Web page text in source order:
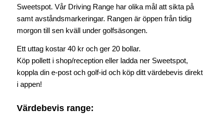
Sweetspot. Vår Driving Range har olika mål att sikta på
samt avståndsmarkeringar. Rangen är öppen från tidig
morgon till sen kväll under golfsäsongen.
Ett uttag kostar 40 kr och ger 20 bollar.
Köp pollett i shop/reception eller ladda ner Sweetspot,
koppla din e-post och golf-id och köp ditt värdebevis direkt
i appen!
Värdebevis range: